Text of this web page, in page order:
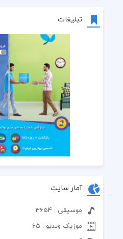
تبلیغات
آمار سایت
موسیقی : 3654
موزیک ویدیو : 65